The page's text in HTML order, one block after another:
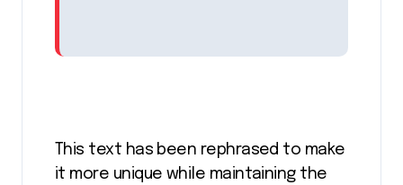
it more unique while maintaining the